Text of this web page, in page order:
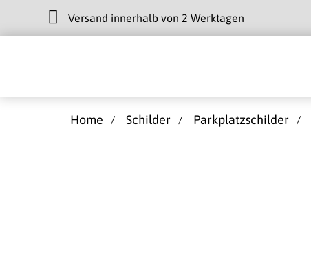
Versand innerhalb von 2 Werktagen
Home Schilder Parkplatzschilder